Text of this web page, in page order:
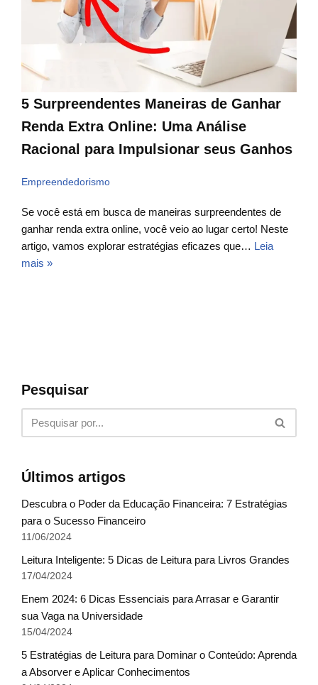
5 Surpreendentes Maneiras de Ganhar
Renda Extra Online: Uma Análise
Racional para Impulsionar seus Ganhos
Empreendedorismo
Se você está em busca de maneiras surpreendentes de
ganhar renda extra online, você veio ao lugar certo! Neste
artigo, vamos explorar estratégias eficazes que… Leia
mais »
Pesquisar
Últimos artigos
Descubra o Poder da Educação Financeira: 7 Estratégias
para o Sucesso Financeiro
11/06/2024
Leitura Inteligente: 5 Dicas de Leitura para Livros Grandes
17/04/2024
Enem 2024: 6 Dicas Essenciais para Arrasar e Garantir
sua Vaga na Universidade
15/04/2024
5 Estratégias de Leitura para Dominar o Conteúdo: Aprenda
a Absorver e Aplicar Conhecimentos